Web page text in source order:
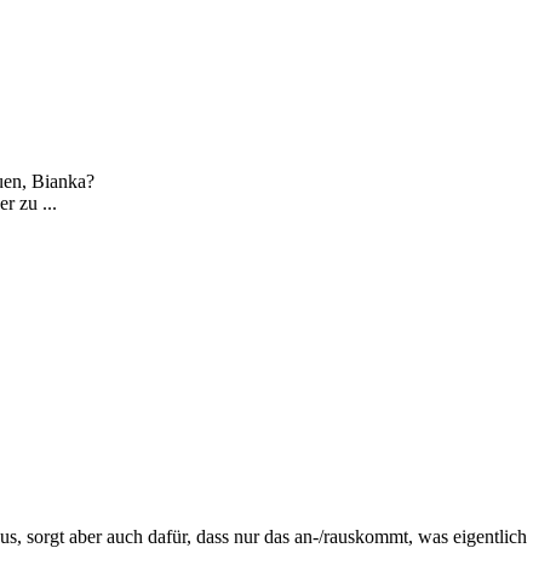
Bianka?
zu ...
sorgt aber auch dafür, dass nur das an-/rauskommt, was eigentlich